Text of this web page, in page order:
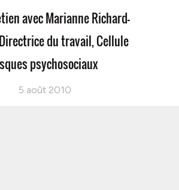
avec Marianne Richard-
du travail, Cellule
psychosociaux
5 août 2010